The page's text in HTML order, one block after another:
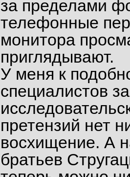
за пределами
телефонные
монитора
приглядывают.
У меня к
специалистов
претензий нет
восхищение. А
братьев